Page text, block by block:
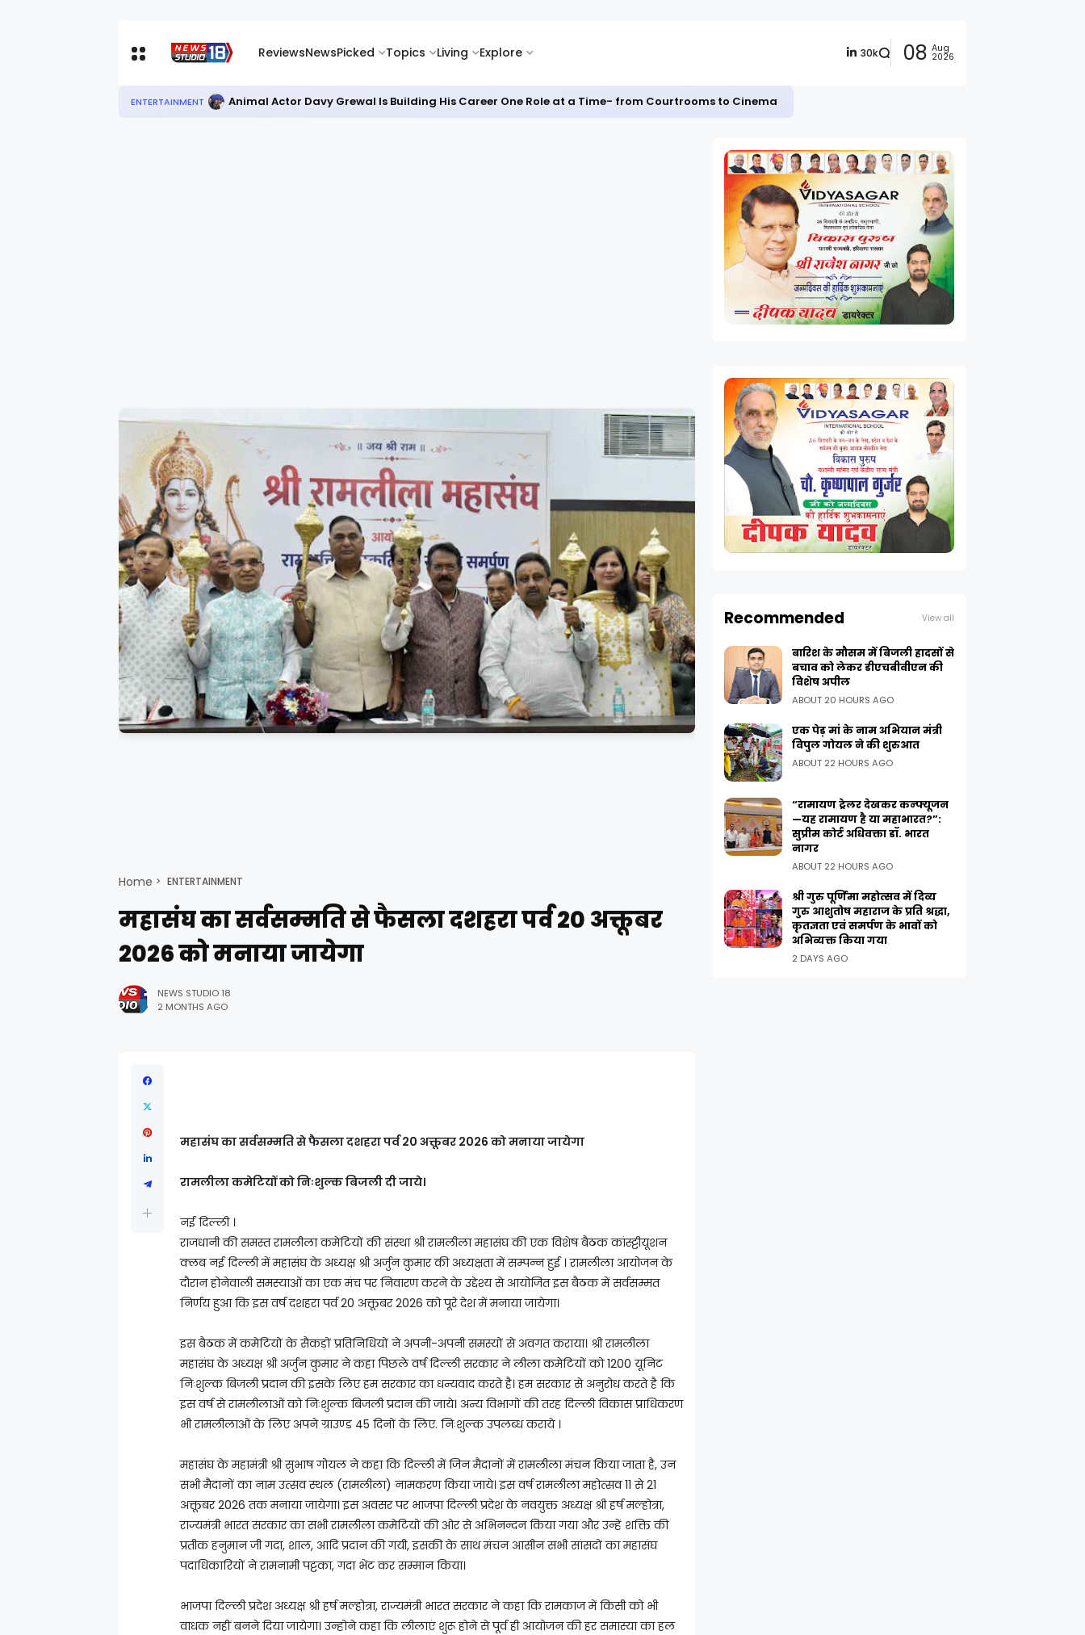
ReviewsNewsPicked Topics Living Explore 30k 08 Aug
2026
FARIDABAD जिला में गरिमापूर्ण तरीके से मनाया जाएगा ‘हर घर तिरंगा’ अभियान और विभाजन विभीषिका स्मृति दिवस : डीसी आयुष सिन्हा
Home ENTERTAINMENT
महासंघ का सर्वसम्मति से फैसला दशहरा पर्व 20 अक्तूबर
2026 को मनाया जायेगा
NEWS STUDIO 18
2 MONTHS AGO
महासंघ का सर्वसम्मति से फैसला दशहरा पर्व 20 अक्तूबर 2026 को मनाया जायेगा
रामलीला कमेटियों को निःशुल्क बिजली दी जाये।
नई दिल्ली ।
राजधानी की समस्त रामलीला कमेटियों की संस्था श्री रामलीला महासंघ की एक विशेष बैठक कांस्ट्टीयूशन
क्लब नई दिल्ली में महासंघ के अध्यक्ष श्री अर्जुन कुमार की अध्यक्षता में सम्पन्न हुई । रामलीला आयोजन के
दौरान होनेवाली समस्याओं का एक मंच पर निवारण करने के उद्देश्य से आयोजित इस बैठक में सर्वसम्मत
निर्णय हुआ कि इस वर्ष दशहरा पर्व 20 अक्तूबर 2026 को पूरे देश में मनाया जायेगा।
इस बैठक में कमेटियों के सैकड़ों प्रतिनिधियों ने अपनी-अपनी समस्यों से अवगत कराया। श्री रामलीला
महासंघ के अध्यक्ष श्री अर्जुन कुमार ने कहा पिछले वर्ष दिल्ली सरकार ने लीला कमेटियों को 1200 यूनिट
निःशुल्क बिजली प्रदान की इसके लिए हम सरकार का धन्यवाद करते है। हम सरकार से अनुरोध करते है कि
इस वर्ष से रामलीलाओं को निःशुल्क बिजली प्रदान की जाये। अन्य विभागों की तरह दिल्ली विकास प्राधिकरण
भी रामलीलाओं के लिए अपने ग्राउण्ड 45 दिनों के लिए. निःशुल्क उपलब्ध कराये ।
महासंघ के महामंत्री श्री सुभाष गोयल ने कहा कि दिल्ली में जिन मैदानों में रामलीला मंचन किया जाता है, उन
सभी मैदानों का नाम उत्सव स्थल (रामलीला) नामकरण किया जाये। इस वर्ष रामलीला महोत्सव 11 से 21
अक्तूबर 2026 तक मनाया जायेगा। इस अवसर पर भाजपा दिल्ली प्रदेश के नवयुक्त अध्यक्ष श्री हर्ष मल्होत्रा,
राज्यमंत्री भारत सरकार का सभी रामलीला कमेटियों की ओर से अभिनन्दन किया गया और उन्हें शक्ति की
प्रतीक हनुमान जी गदा, शाल, आदि प्रदान की गयी, इसकी के साथ मंचन आसीन सभी सांसदों का महासंघ
पदाधिकारियों ने रामनामी पट्टका, गदा भेंट कर सम्मान किया।
भाजपा दिल्ली प्रदेश अध्यक्ष श्री हर्ष मल्होत्रा, राज्यमंत्री भारत सरकार ने कहा कि रामकाज में किसी को भी
वाधक नहीं बनने दिया जायेगा। उन्होने कहा कि लीलाएं शुरू होने से पूर्व ही आयोजन की हर समास्या का हल
Recommended View all
बारिश के मौसम में बिजली हादसों से
बचाव को लेकर डीएचबीवीएन की
विशेष अपील
ABOUT 20 HOURS AGO
एक पेड़ मां के नाम अभियान मंत्री
विपुल गोयल ने की शुरुआत
ABOUT 22 HOURS AGO
“रामायण ट्रेलर देखकर कन्फ्यूजन
—यह रामायण है या महाभारत?”:
सुप्रीम कोर्ट अधिवक्ता डॉ. भारत
नागर
ABOUT 22 HOURS AGO
श्री गुरु पूर्णिमा महोत्सव में दिव्य
गुरु आशुतोष महाराज के प्रति श्रद्धा,
कृतज्ञता एवं समर्पण के भावों को
अभिव्यक्त किया गया
2 DAYS AGO